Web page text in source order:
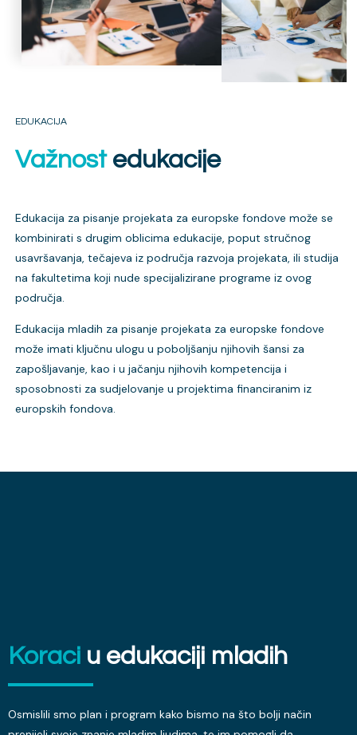
EDUKACIJA
Važnostedukacije
Edukacija za pisanje projekata za europske fondove može se
kombinirati s drugim oblicima edukacije, poput stručnog
usavršavanja, tečajeva iz područja razvoja projekata, ili studija
na fakultetima koji nude specijalizirane programe iz ovog
područja.
Edukacija mladih za pisanje projekata za europske fondove
može imati ključnu ulogu u poboljšanju njihovih šansi za
zapošljavanje, kao i u jačanju njihovih kompetencija i
sposobnosti za sudjelovanje u projektima financiranim iz
europskih fondova.
Koraci u edukaciji mladih
Osmislili smo plan i program kako bismo na što bolji način